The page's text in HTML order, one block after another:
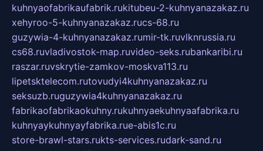
kuhnyaofabrikaufabrik.rukitubeu-2-kuhnyanazakaz.ru
xehyroo-5-kuhnyanazakaz.rucs-68.ru
guzywia-4-kuhnyanazakaz.rumir-tk.ruvlknrussia.ru
cs68.ruvladivostok-map.ruvideo-seks.rubankaribi.ru
raszar.ruvskrytie-zamkov-moskva113.ru
lipetsktelecom.rutovudyi4kuhnyanazakaz.ru
seksuzb.ruguzywia4kuhnyanazakaz.ru
fabrikaofabrikaokuhny.rukuhnyaekuhnyaafabrika.ru
kuhnyaykuhnyayfabrika.rue-abis1c.ru
store-brawl-stars.rukts-services.rudark-sand.ru